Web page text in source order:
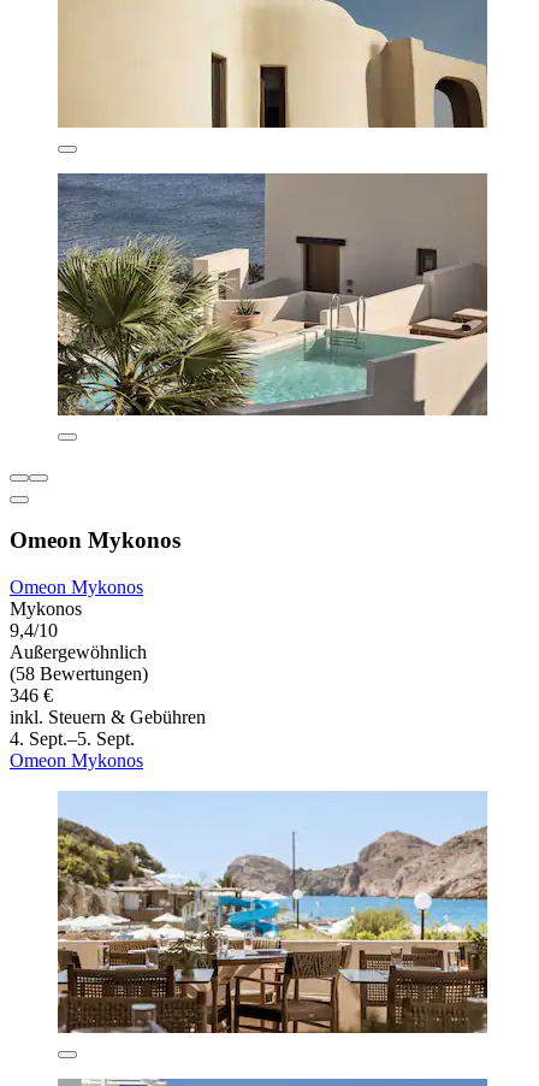
Omeon Mykonos
Omeon Mykonos
Mykonos
9,4/10
Außergewöhnlich
(58 Bewertungen)
346 €
inkl. Steuern & Gebühren
4. Sept.–5. Sept.
Omeon Mykonos